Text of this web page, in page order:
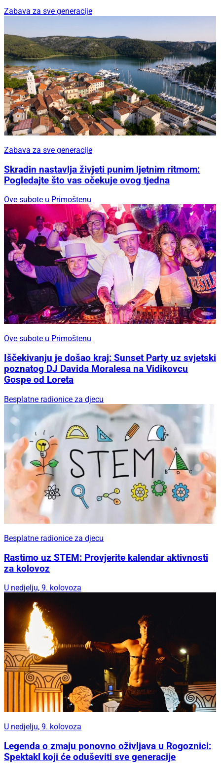
Zabava za sve generacije
Zabava za sve generacije
Skradin nastavlja živjeti punim ljetnim ritmom:
Pogledajte što vas očekuje ovog tjedna
Ove subote u Primoštenu
Ove subote u Primoštenu
Iščekivanju je došao kraj: Sunset Party uz svjetski
poznatog DJ Davida Moralesa na Vidikovcu
Gospe od Loreta
Besplatne radionice za djecu
Besplatne radionice za djecu
Rastimo uz STEM: Provjerite kalendar aktivnosti
za kolovoz
U nedjelju, 9. kolovoza
U nedjelju, 9. kolovoza
Legenda o zmaju ponovno oživljava u Rogoznici:
Spektakl koji će oduševiti sve generacije